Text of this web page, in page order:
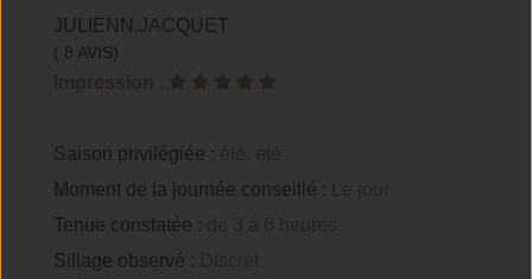
JULIENN.JACQUET
( 8 AVIS)
Impression :
Saison privilégiée : été, été
Moment de la journée conseillé :
Le jour
Tenue constatée : de 3 à 6 heures
Sillage observé : Discret